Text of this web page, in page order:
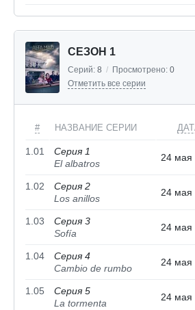
СЕЗОН 1
Серий: 8 / Просмотрено: 0
Отметить все серии
# НАЗВАНИЕ СЕРИИ
1.01
Серия 1
El albatros
24 мая
1.02
Серия 2
Los anillos
24 мая
1.03
Серия 3
Sofía
24 мая
1.04
Серия 4
Cambio de rumbo
24 мая
1.05
Серия 5
La tormenta
24 мая